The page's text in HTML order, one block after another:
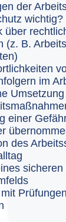
der
wichtig?
über
(z. B.
im
einer
des